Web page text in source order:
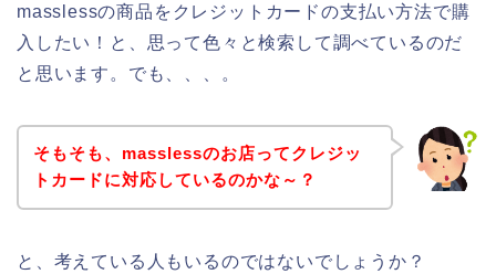
masslessの商品をクレジットカードの支払い方法で購
入したい！と、思って色々と検索して調べているのだ
と思います。でも、、、。
そもそも、masslessのお店ってクレジッ
トカードに対応しているのかな～？
と、考えている人もいるのではないでしょうか？